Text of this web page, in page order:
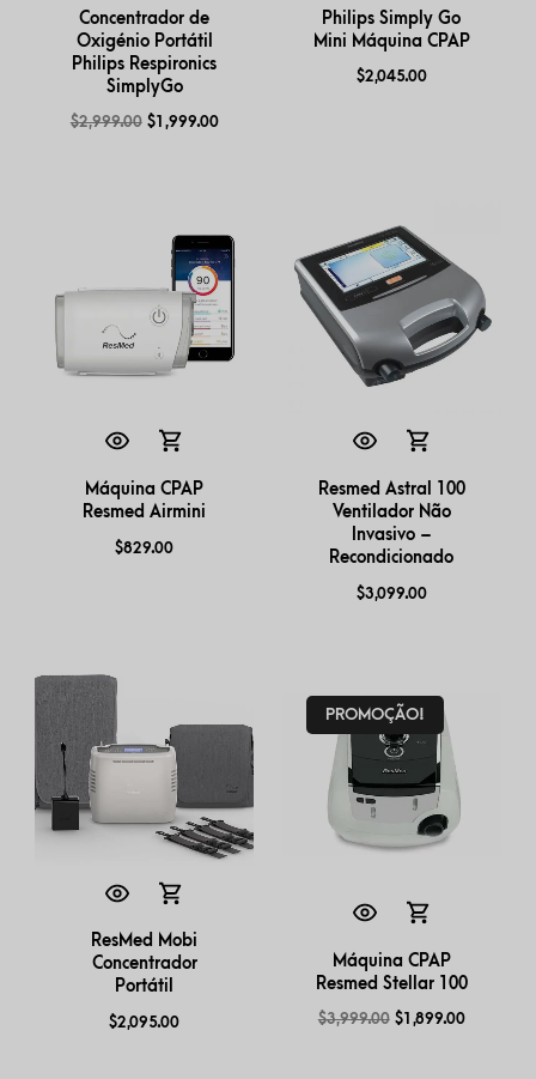
Concentrador de
Oxigénio Portátil
Philips Respironics
SimplyGo
$2,999.00 $1,999.00
Philips Simply Go
Mini Máquina CPAP
$2,045.00
Máquina CPAP
Resmed Airmini
$829.00
Resmed Astral 100
Ventilador Não
Invasivo –
Recondicionado
$3,099.00
ResMed Mobi
Concentrador
Portátil
$2,095.00
PROMOÇÃO!
Máquina CPAP
Resmed Stellar 100
$3,999.00 $1,899.00